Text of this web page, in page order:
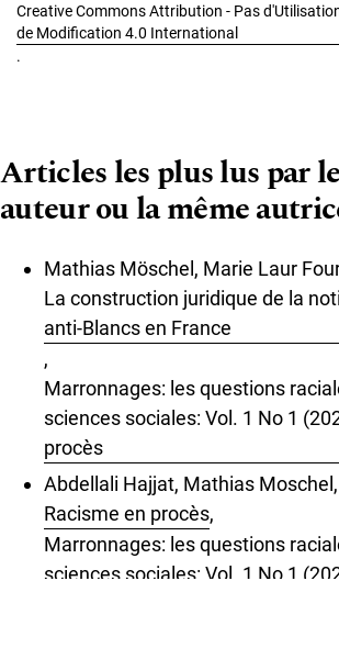
Creative Commons Attribution - Pas
de Modification 4.0 International
.
Articles les plus lus par
auteur ou la même
Mathias Möschel, Marie Laur
La construction juridique de la
anti-Blancs en France
,
Marronnages: les questions
sciences sociales: Vol. 1 No 1
procès
Abdellali Hajjat, Mathias Moschel,
Racisme en procès,
Marronnages: les questions
sciences sociales: Vol. 1 No 1